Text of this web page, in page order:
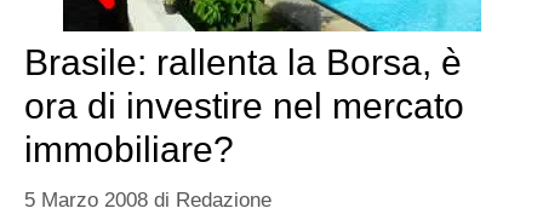
Brasile: rallenta la Borsa, è
ora di investire nel mercato
immobiliare?
5 Marzo 2008 di Redazione